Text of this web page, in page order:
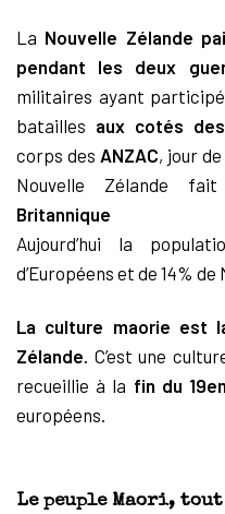
La Nouvelle Zélande
pendant les deux
militaires ayant
batailles aux cotés
corps des ANZAC, jour
Nouvelle Zélande
Britannique
Aujourd’hui la
d’Européens et de 14% de
La culture maorie est
Zélande. C’est une
recueillie à la fin du
européens.
Le peuple Maori,